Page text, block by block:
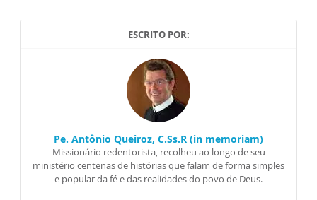
ESCRITO POR:
Pe. Antônio Queiroz, C.Ss.R (in memoriam)
Missionário redentorista, recolheu ao longo de seu
ministério centenas de histórias que falam de forma simples
e popular da fé e das realidades do povo de Deus.